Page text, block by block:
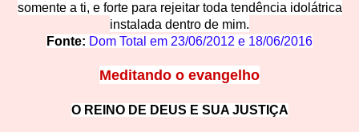
somente a ti, e forte para rejeitar toda tendência idolátrica
instalada dentro de mim.
Fonte: Dom Total em 23/06/2012 e 18/06/2016
Meditando o evangelho
O REINO DE DEUS E SUA JUSTIÇA